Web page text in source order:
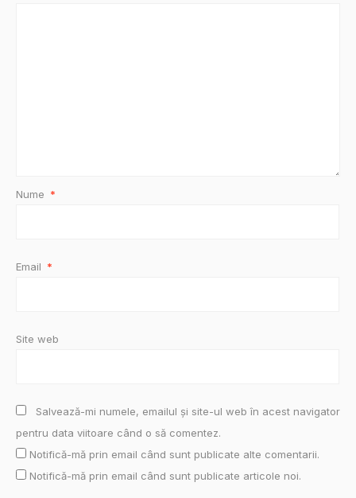
Nume *
Email *
Site web
Salvează-mi numele, emailul și site-ul web în acest navigator
pentru data viitoare când o să comentez.
Notifică-mă prin email când sunt publicate alte comentarii.
Notifică-mă prin email când sunt publicate articole noi.